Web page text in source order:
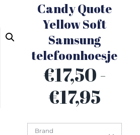
Candy Quote
Yellow Soft
Samsung
telefoonhoesje
€17,50-
€17,95
Brand